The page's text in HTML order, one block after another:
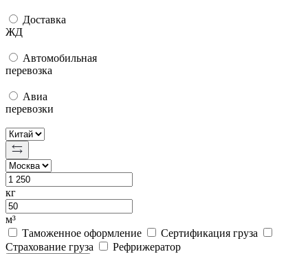
Доставка
ЖД
Автомобильная
перевозка
Авиа
перевозки
кг
м³
Таможенное оформление
Сертификация груза
Страхование груза
Рефрижератор